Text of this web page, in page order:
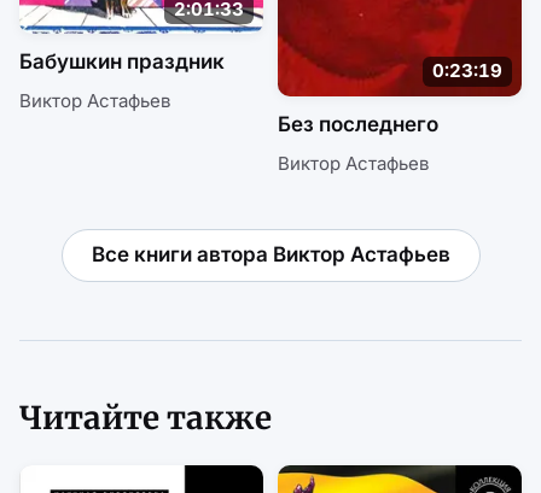
2:01:33
Бабушкин праздник
Виктор Астафьев
0:23:19
Без последнего
Виктор Астафьев
Все книги автора Виктор Астафьев
Читайте также